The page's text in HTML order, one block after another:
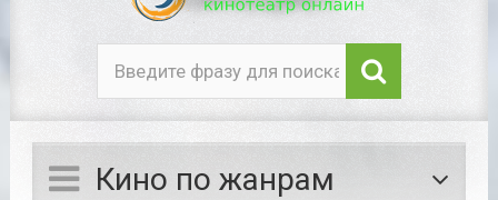
Кино по жанрам